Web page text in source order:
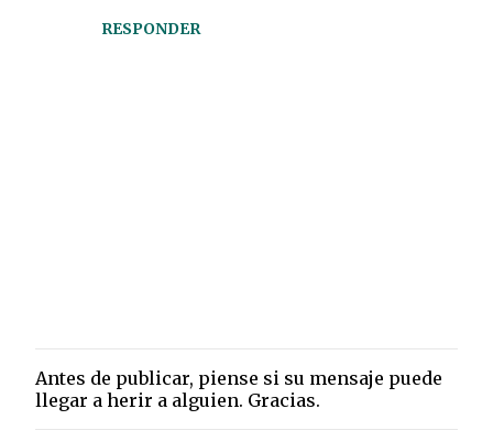
RESPONDER
P
u
b
Antes de publicar, piense si su mensaje puede
llegar a herir a alguien. Gracias.